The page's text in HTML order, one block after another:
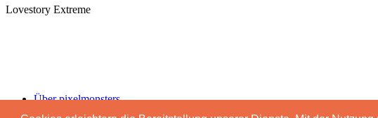
Lovestory Extreme
Über pixelmonsters
Impressum & Datenschutz